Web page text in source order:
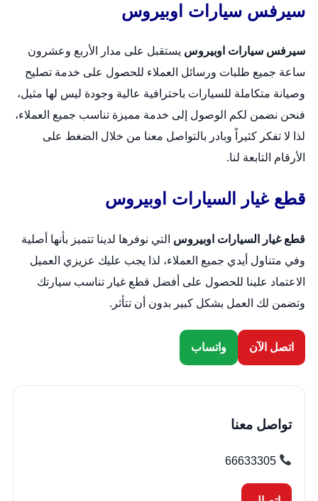
سيرفس سيارات اوبيروس
سيرفس سيارات اوبيروس يستقبل على مدار الأربع وعشرون
ساعة جميع طلبات ورسائل العملاء للحصول على خدمة تصليح
وصيانة متكاملة للسيارات باحترافية عالية وجودة ليس لها مثيل،
فنحن نضمن لكم الوصول إلى خدمة مميزة تناسب جميع العملاء،
لذا لا تفكر كثيراً وبادر بالتواصل معنا من خلال الضغط على
الأرقام التابعة لنا.
قطع غيار السيارات اوبيروس
قطع غيار السيارات اوبيروس التي نوفرها لدينا تتميز بأنها أصلية
وفي متناول أيدي جميع العملاء، لذا يجب عليك عزيزي العميل
الاعتماد علينا للحصول على أفضل قطع غيار تناسب سيارتك
وتضمن لك العمل بشكل كبير بدون أن تتأثر.
اتصل الآن واتساب
تواصل معنا
66633305